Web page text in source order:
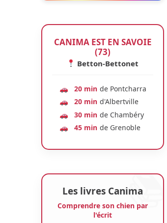
CANIMA EST EN SAVOIE
(73)
Betton-Bettonet
20 min de Pontcharra
20 min d'Albertville
30 min de Chambéry
45 min de Grenoble
Les livres Canima
Comprendre son chien par
l'écrit